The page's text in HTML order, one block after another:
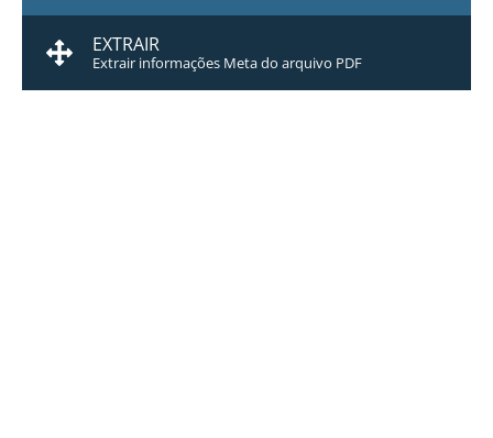
EXTRAIR
Extrair informações Meta do arquivo PDF